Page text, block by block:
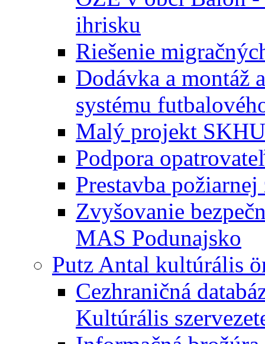
ihrisku
Riešenie
Dodávka a montáž
systému
Malý projekt
Podpora
Prestavba
Zvyšovanie
MAS Podunajsko
Putz Antal kultúrális
Cezhraničná
Kultúrális